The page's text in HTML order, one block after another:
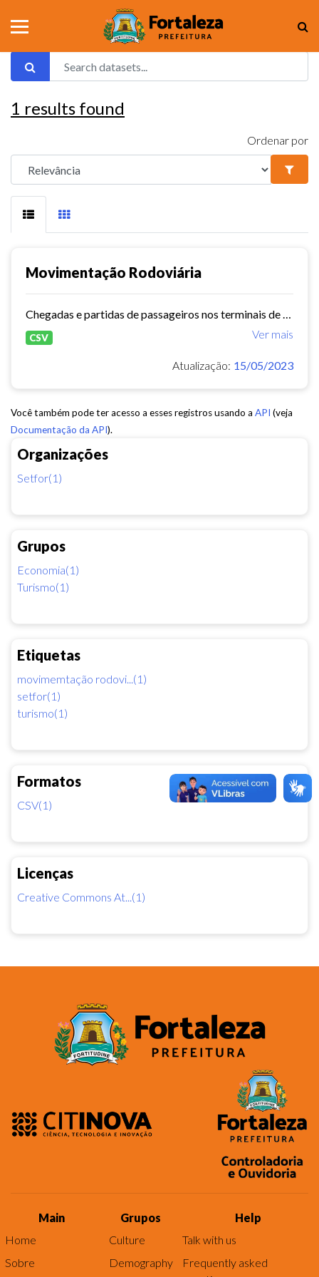
Organizações
Setfor(1)
Grupos
Economia(1)
Turismo(1)
Etiquetas
movimemtação rodovi...(1)
setfor(1)
turismo(1)
Formatos
CSV(1)
Licenças
Creative Commons At...(1)
1 results found
Ordenar por
Movimentação Rodoviária
Ver mais
CSV
Atualização: 15/05/2023
Você também pode ter acesso a esses registros usando a API (veja
Documentação da API).
Main
Home
Sobre
Grupos
Culture
Demography
Help
Talk with us
Frequently asked